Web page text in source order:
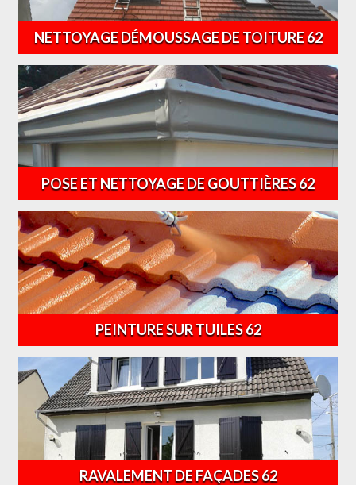
NETTOYAGE DÉMOUSSAGE DE TOITURE 62
POSE ET NETTOYAGE DE GOUTTIÈRES 62
PEINTURE SUR TUILES 62
RAVALEMENT DE FAÇADES 62